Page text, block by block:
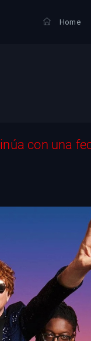
Home
con una